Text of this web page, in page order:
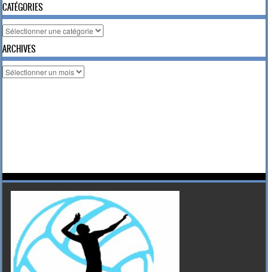
CATÉGORIES
Catégories
ARCHIVES
Archives